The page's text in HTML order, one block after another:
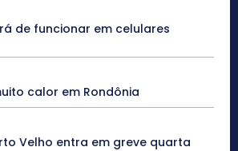
de funcionar em celulares
calor em Rondônia
Velho entra em greve quarta